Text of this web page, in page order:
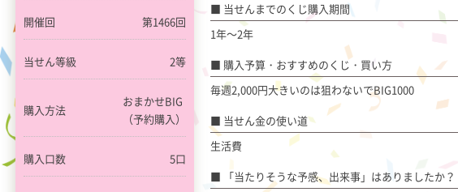
開催回 第1466回
当せん等級 2等
購入方法
おまかせBIG
（予約購入）
購入口数 5口
当せんまでのくじ購入期間
1年～2年
購入予算・おすすめのくじ・買い方
毎週2,000円大きいのは狙わないでBIG1000
当せん金の使い道
生活費
「当たりそうな予感、出来事」はありましたか？